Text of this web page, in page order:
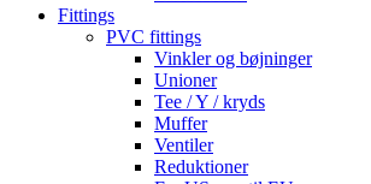
Fittings
PVC fittings
Vinkler og bøjninger
Unioner
Tee / Y / kryds
Muffer
Ventiler
Reduktioner